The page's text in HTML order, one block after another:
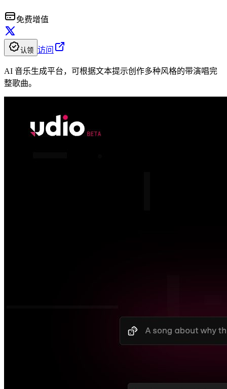
免费增值
认领 访问
AI 音乐生成平台，可根据文本提示创作多种风格的带演唱完
整歌曲。